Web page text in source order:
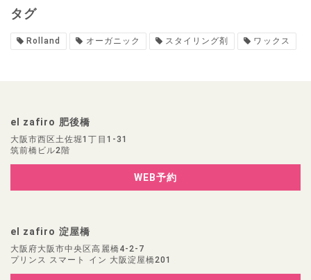
タグ
Rolland オーガニック スタイリング剤 ワックス
el zafiro 肥後橋
大阪市西区土佐堀1丁目1-31
筑前橋ビル2階
WEB予約
el zafiro 淀屋橋
大阪府大阪市中央区高麗橋4-2-7
プリンス スマート イン 大阪淀屋橋201